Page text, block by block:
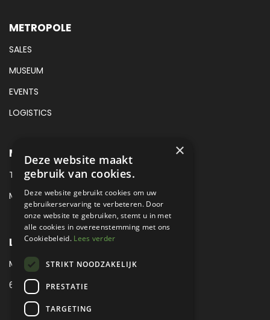
METROPOLE
SALES
MUSEUM
EVENTS
LOGISTICS
METROPOLE SALES CONTACT
TEL:+31 (0) 88 425 94 00
MAIL:SALES@METROPOLE.NL
LOCATIE
MEUBELLAAN 1 / VIA ENZO FERRARI
6651 KV DRUTEN / THE NETHERLANDS
×
Deze website maakt
gebruik van cookies.
Deze website gebruikt cookies om uw
gebruikerservaring te verbeteren. Door
onze website te gebruiken, stemt u in met
alle cookies in overeenstemming met ons
Cookiebeleid. Lees verder
STRIKT NOODZAKELIJK
PRESTATIE
TARGETING